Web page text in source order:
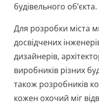
будівельного об’єкта.
Для розробки міста
досвідчених
дизайнерів,
виробників різних
також розробників
кожен охочий міг